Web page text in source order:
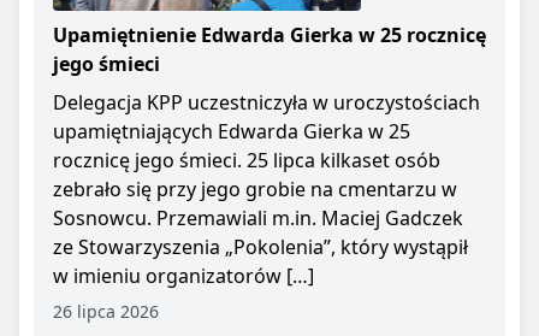
Upamiętnienie Edwarda Gierka w 25 rocznicę
jego śmieci
Delegacja KPP uczestniczyła w uroczystościach
upamiętniających Edwarda Gierka w 25
rocznicę jego śmieci. 25 lipca kilkaset osób
zebrało się przy jego grobie na cmentarzu w
Sosnowcu. Przemawiali m.in. Maciej Gadczek
ze Stowarzyszenia „Pokolenia”, który wystąpił
w imieniu organizatorów […]
26 lipca 2026